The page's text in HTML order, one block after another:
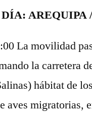
AREQUIPA
La movilidad
la carretera
hábitat de
aves migratorias,